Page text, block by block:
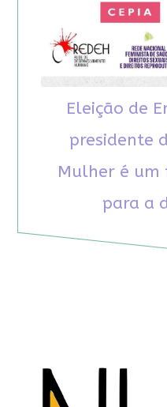
Eleição de
presidente
Mulher é
para a